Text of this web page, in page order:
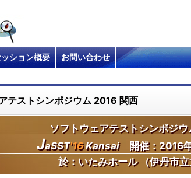
ション概要 お問い合わせ
テストシンポジウム 2016 関西
ソフトウェアテストシンポジ
JaSST'16Kansai開催：2016年
於：いたみホール （伊丹市立